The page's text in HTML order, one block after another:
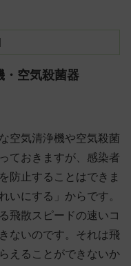
・空気殺菌器
空気清浄機や空気殺菌
ておきますが、感染者
防止することはできま
いにする」からです。
飛散スピードの速いコ
ないのです。それは飛
えることができないか